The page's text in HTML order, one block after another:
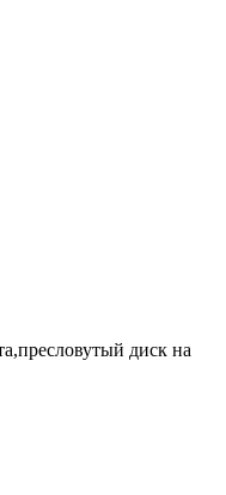
диск на